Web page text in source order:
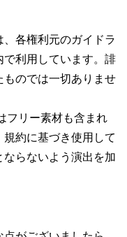
各権利元のガイドラ
利用しています。誹
のでは一切ありませ
フリー素材も含まれ
約に基づき使用して
らないよう演出を加